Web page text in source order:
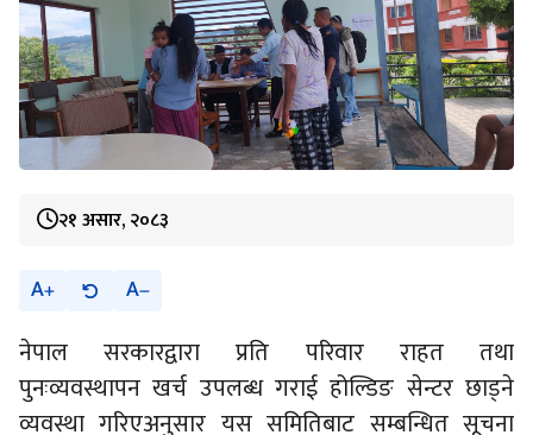
२१ असार, २०८३
A A
नेपाल सरकारद्वारा प्रति परिवार राहत तथा
पुनःव्यवस्थापन खर्च उपलब्ध गराई होल्डिङ सेन्टर छाड्ने
व्यवस्था गरिएअनुसार यस समितिबाट सम्बन्धित सूचना